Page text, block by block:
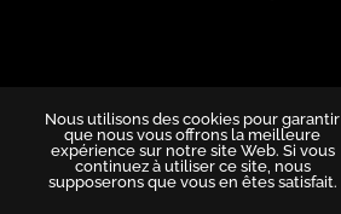
Nous utilisons des cookies pour garantir
que nous vous offrons la meilleure
expérience sur notre site Web. Si vous
continuez à utiliser ce site, nous
supposerons que vous en êtes satisfait.